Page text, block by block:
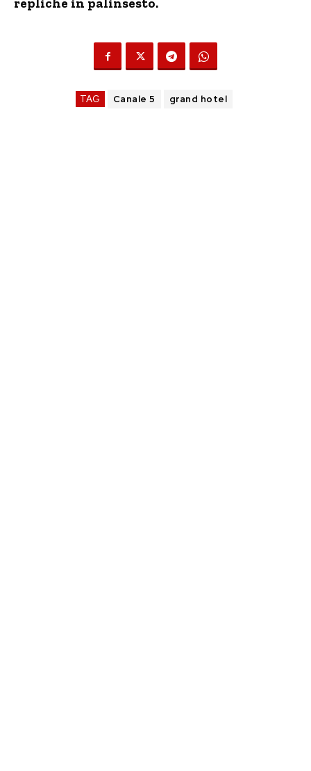
TAG Canale 5 grand hotel